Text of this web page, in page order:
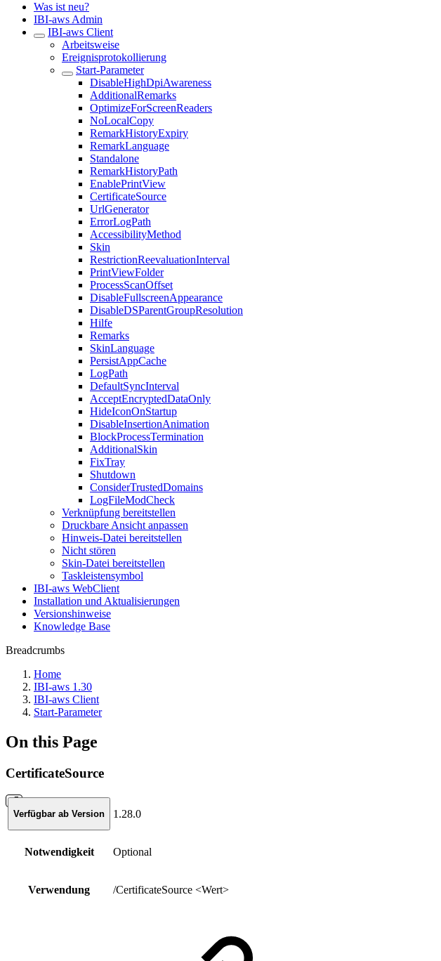
Was ist neu?
IBI-aws Admin
IBI-aws Client
Arbeitsweise
Ereignisprotokollierung
Start-Parameter
DisableHighDpiAwareness
AdditionalRemarks
OptimizeForScreenReaders
NoLocalCopy
RemarkHistoryExpiry
RemarkLanguage
Standalone
RemarkHistoryPath
EnablePrintView
CertificateSource
UrlGenerator
ErrorLogPath
AccessibilityMethod
Skin
RestrictionReevaluationInterval
PrintViewFolder
ProcessScanOffset
DisableFullscreenAppearance
DisableDSParentGroupResolution
Hilfe
Remarks
SkinLanguage
PersistAppCache
LogPath
DefaultSyncInterval
AcceptEncryptedDataOnly
HideIconOnStartup
DisableInsertionAnimation
BlockProcessTermination
AdditionalSkin
FixTray
Shutdown
ConsiderTrustedDomains
LogFileModCheck
Verknüpfung bereitstellen
Druckbare Ansicht anpassen
Hinweis-Datei bereitstellen
Nicht stören
Skin-Datei bereitstellen
Taskleistensymbol
IBI-aws WebClient
Installation und Aktualisierungen
Versionshinweise
Knowledge Base
Breadcrumbs
Home
IBI-aws 1.30
IBI-aws Client
Start-Parameter
On this Page
CertificateSource
Verfügbar ab Version 1.28.0
Notwendigkeit Optional
Verwendung /CertificateSource <Wert>